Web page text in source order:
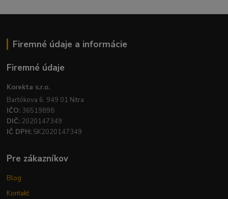
Firemné údaje a informácie
Firemné údaje
Korekta s.r.o.
Bartókova 6, 949 01 Nitra
IČO: 36519898
DIČ: 2020147349
IČ DPH: SK2020147349
Pre zákazníkov
Blog
Kontakt